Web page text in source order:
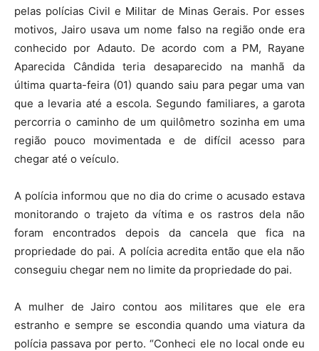
pelas polícias Civil e Militar de Minas Gerais. Por esses
motivos, Jairo usava um nome falso na região onde era
conhecido por Adauto. De acordo com a PM, Rayane
Aparecida Cândida teria desaparecido na manhã da
última quarta-feira (01) quando saiu para pegar uma van
que a levaria até a escola. Segundo familiares, a garota
percorria o caminho de um quilômetro sozinha em uma
região pouco movimentada e de difícil acesso para
chegar até o veículo.
A polícia informou que no dia do crime o acusado estava
monitorando o trajeto da vítima e os rastros dela não
foram encontrados depois da cancela que fica na
propriedade do pai. A polícia acredita então que ela não
conseguiu chegar nem no limite da propriedade do pai.
A mulher de Jairo contou aos militares que ele era
estranho e sempre se escondia quando uma viatura da
polícia passava por perto. “Conheci ele no local onde eu